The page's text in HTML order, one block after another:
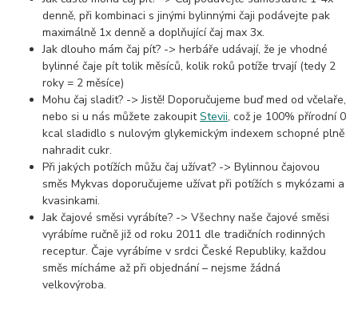
denně, při kombinaci s jinými bylinnými čajipodávejte pak
maximálně 1x denně a doplňující čaj max 3x.
Jak dlouho mám čaj pít? -> herbáře udávají, že je vhodné
bylinné čaje pít tolik měsíců, kolik roků potíže trvají (tedy 2
roky = 2 měsíce)
Mohu čaj sladit? -> Jistě! Doporučujeme buď med od včelaře,
nebo si u nás můžete zakoupitStevii, což je 100% přírodní 0
kcal sladidlo s nulovým glykemickým indexem schopné plně
nahradit cukr.
Při jakých potížích můžu čaj užívat? -> Bylinnou čajovou
směs Mykvas doporučujeme užívat při potížích s mykózami a
kvasinkami.
Jak čajové směsi vyrábíte? -> Všechny naše čajové směsi
vyrábíme ručně již od roku 2011 dle tradičních rodinných
receptur. Čaje vyrábíme v srdci České Republiky, každou
směs mícháme až při objednání – nejsme žádná
velkovýroba.